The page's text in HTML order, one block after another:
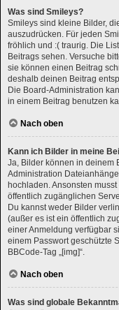
Was sind Smileys?
Smileys sind kleine Bilder,
auszudrücken. Für jeden
fröhlich und :( traurig. Die
Beitrags sehen. Versuche
sie können einen Beitrag
deshalb deinen Beitrag
Die Board-Administration
in einem Beitrag benutzen
Nach oben
Kann ich Bilder in meine
Ja, Bilder können in deinem
Administration
hochladen. Ansonsten
öffentlich zugänglichen
Du kannst weder Bilder
(außer es ist ein öffentlich
einer Anmeldung verfügbar
einem Passwort geschützte
BBCode-Tag „[img]“.
Nach oben
Was sind globale